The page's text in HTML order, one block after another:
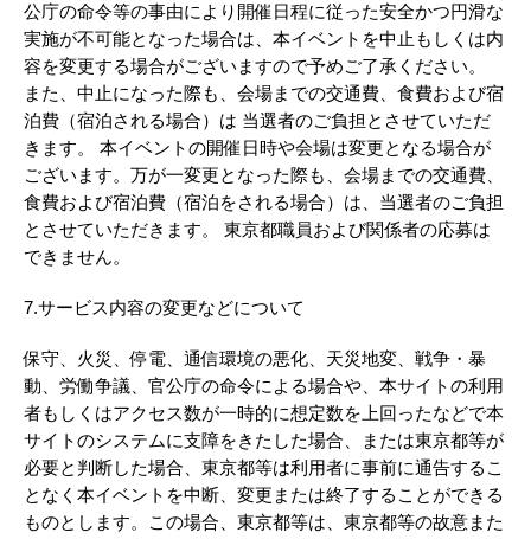
公庁の命令等の事由により開催日程に従った安全かつ円滑な
実施が不可能となった場合は、本イベントを中止もしくは内
容を変更する場合がございますので予めご了承ください。
また、中止になった際も、会場までの交通費、食費および宿
泊費（宿泊される場合）は 当選者のご負担とさせていただ
きます。 本イベントの開催日時や会場は変更となる場合が
ございます。万が一変更となった際も、会場までの交通費、
食費および宿泊費（宿泊をされる場合）は、当選者のご負担
とさせていただきます。 東京都職員および関係者の応募は
できません。
7.サービス内容の変更などについて
保守、火災、停電、通信環境の悪化、天災地変、戦争・暴
動、労働争議、官公庁の命令による場合や、本サイトの利用
者もしくはアクセス数が一時的に想定数を上回ったなどで本
サイトのシステムに支障をきたした場合、または東京都等が
必要と判断した場合、東京都等は利用者に事前に通告するこ
となく本イベントを中断、変更または終了することができる
ものとします。この場合、東京都等は、東京都等の故意また